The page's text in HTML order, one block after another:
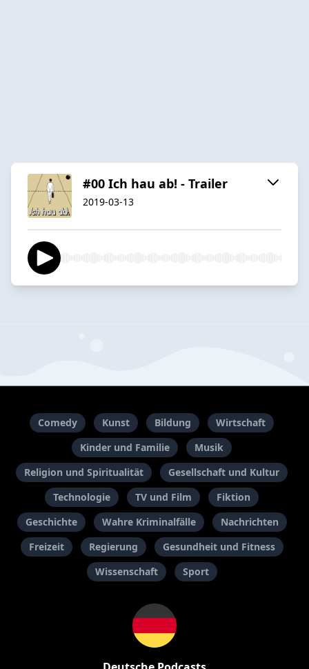
#00 Ich hau ab! - Trailer
2019-03-13
Comedy Kunst Bildung
Wirtschaft
Kinder und Familie
Musik
Religion und Spiritualität
Gesellschaft und Kultur
Technologie
TV und Film
Fiktion
Geschichte
Wahre Kriminalfälle
Nachrichten
Freizeit
Regierung
Gesundheit und Fitness
Wissenschaft
Sport